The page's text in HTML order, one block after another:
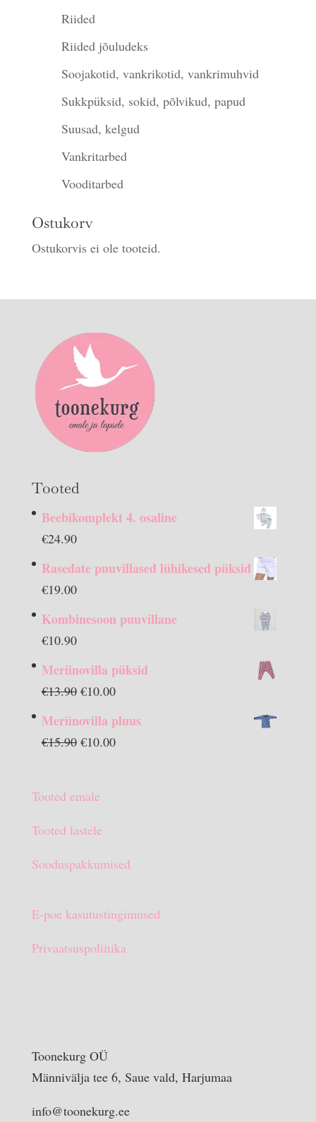
Riided
Riided jõuludeks
Soojakotid, vankrikotid, vankrimuhvid
Sukkpüksid, sokid, põlvikud, papud
Suusad, kelgud
Vankritarbed
Vooditarbed
Ostukorv
Ostukorvis ei ole tooteid.
Tooted
Beebikomplekt 4. osaline
€24.90
Rasedate puuvillased lühikesed püksid
€19.00
Kombinesoon puuvillane
€10.90
Meriinovilla püksid
€13.90 Algne
€10.00Praegune
on:
Meriinovilla pluus
€15.90 Algne
€15.90.
€10.00Praegune
Tooted emale
Tooted lastele
Sooduspakkumised
E-poe kasutustingimused
Privaatsuspoliitika
Toonekurg OÜ
Männivälja tee 6, Saue vald, Harjumaa
info@toonekurg.ee